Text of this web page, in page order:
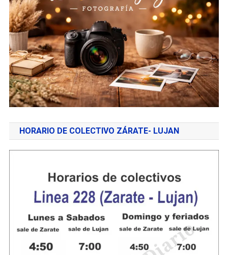
HORARIO DE COLECTIVO ZÁRATE- LUJAN